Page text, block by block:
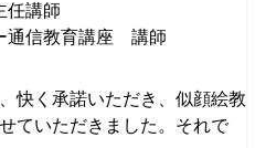
任講師
通信教育講座 講師
快く承諾いただき、似顔絵教
ていただきました。それで